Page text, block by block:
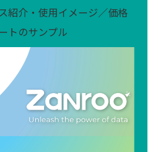
紹介・使用イメージ／価格
トのサンプル